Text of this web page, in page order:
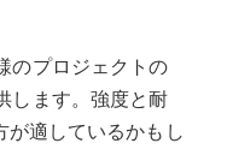
のプロジェクトの
します。強度と耐
適しているかもし